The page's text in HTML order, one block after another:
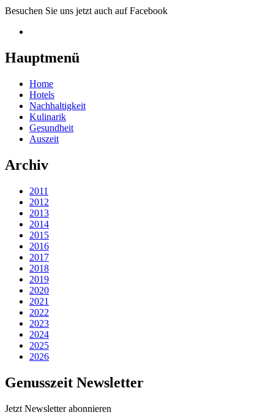
Besuchen Sie uns jetzt auch auf Facebook
Hauptmenü
Home
Hotels
Nachhaltigkeit
Kulinarik
Gesundheit
Auszeit
Archiv
2011
2012
2013
2014
2015
2016
2017
2018
2019
2020
2021
2022
2023
2024
2025
2026
Genusszeit Newsletter
Jetzt Newsletter abonnieren